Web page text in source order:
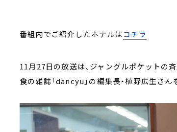
番組内でご紹介したホテルは コチラ
11月27日の放送は、ジャングルポケットの
食の雑誌「dancyu」の編集長・植野広生さ